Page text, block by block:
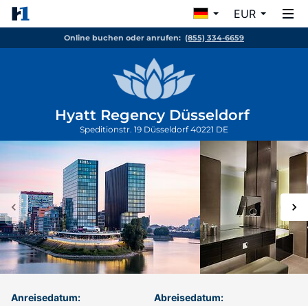
EUR
Online buchen oder anrufen: (855) 334-6659
Hyatt Regency Düsseldorf
Speditionstr. 19 Düsseldorf40221 DE
Anreisedatum: Abreisedatum: